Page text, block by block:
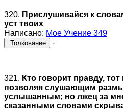
320. Прислушивайся к
уст твоих
Написано: Мое Учение 349
Толкование -
321. Кто говорит правду,
позволяя слушающим
услышанным; но лжец за
сказанными словами